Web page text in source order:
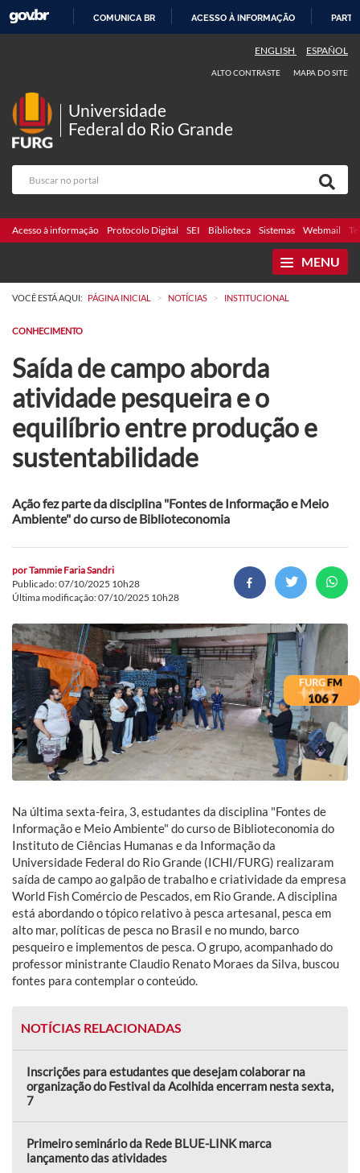
COMUNICA BR ACESSO À INFORMAÇÃO
ENGLISH ESPAÑOL
ALTO CONTRASTE MAPA DO SITE
Universidade
Federal do Rio Grande
Acesso à informação Protocolo Digital SEI Biblioteca Sistemas Webmail
MENU
VOCÊ ESTÁ AQUI: PÁGINA INICIAL > NOTÍCIAS > INSTITUCIONAL
CONHECIMENTO
Saída de campo aborda
atividade pesqueira e o
equilíbrio entre produção e
sustentabilidade
Ação fez parte da disciplina "Fontes de Informação e Meio
Ambiente" do curso de Biblioteconomia
porTammie Faria Sandri
Publicado: 07/10/2025 10h28
Última modificação: 07/10/2025 10h28
Na última sexta-feira, 3, estudantes da disciplina "Fontes de
Informação e Meio Ambiente" do curso de Biblioteconomia do
Instituto de Ciências Humanas e da Informação da
Universidade Federal do Rio Grande (ICHI/FURG) realizaram
saída de campo ao galpão de trabalho e criatividade da empresa
World Fish Comércio de Pescados, em Rio Grande. A disciplina
está abordando o tópico relativo à pesca artesanal, pesca em
alto mar, políticas de pesca no Brasil e no mundo, barco
pesqueiro e implementos de pesca. O grupo, acompanhado do
professor ministrante Claudio Renato Moraes da Silva, buscou
fontes para contemplar o conteúdo.
NOTÍCIAS RELACIONADAS
Inscrições para estudantes que desejam colaborar na
organização do Festival da Acolhida encerram nesta sexta,
7
Primeiro seminário da Rede BLUE-LINK marca
lançamento das atividades